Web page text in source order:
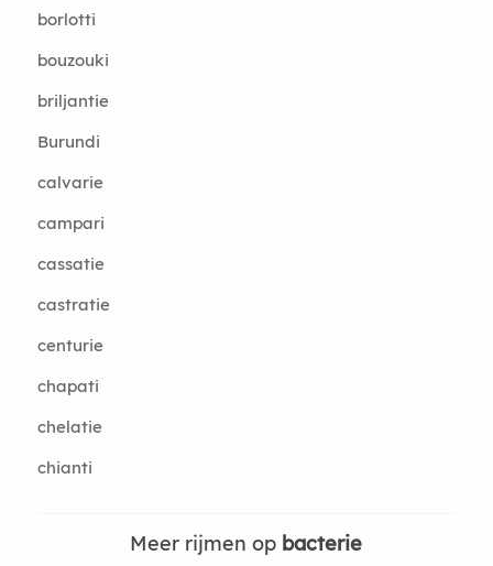
borlotti
bouzouki
briljantie
Burundi
calvarie
campari
cassatie
castratie
centurie
chapati
chelatie
chianti
Meer rijmen op bacterie